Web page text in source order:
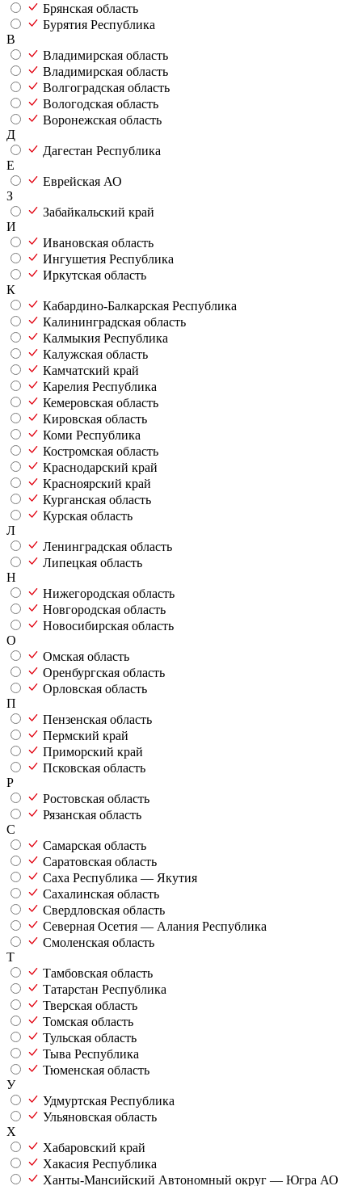
Брянская область
Бурятия Республика
В
Владимирская область
Владимирская область
Волгоградская область
Вологодская область
Воронежская область
Д
Дагестан Республика
Е
Еврейская АО
З
Забайкальский край
И
Ивановская область
Ингушетия Республика
Иркутская область
К
Кабардино-Балкарская Республика
Калининградская область
Калмыкия Республика
Калужская область
Камчатский край
Карелия Республика
Кемеровская область
Кировская область
Коми Республика
Костромская область
Краснодарский край
Красноярский край
Курганская область
Курская область
Л
Ленинградская область
Липецкая область
Н
Нижегородская область
Новгородская область
Новосибирская область
О
Омская область
Оренбургская область
Орловская область
П
Пензенская область
Пермский край
Приморский край
Псковская область
Р
Ростовская область
Рязанская область
С
Самарская область
Саратовская область
Саха Республика — Якутия
Сахалинская область
Свердловская область
Северная Осетия — Алания Республика
Смоленская область
Т
Тамбовская область
Татарстан Республика
Тверская область
Томская область
Тульская область
Тыва Республика
Тюменская область
У
Удмуртская Республика
Ульяновская область
Х
Хабаровский край
Хакасия Республика
Ханты-Мансийский Автономный округ — Югра АО